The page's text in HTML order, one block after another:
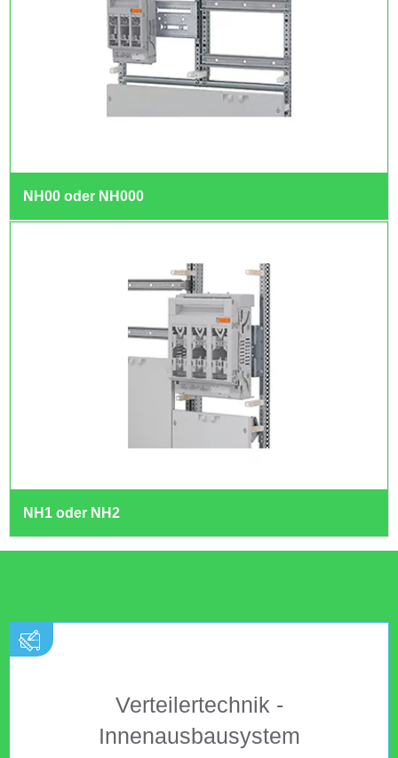
NH00 oder NH000
NH1 oder NH2
Verteilertechnik -
Innenausbausystem